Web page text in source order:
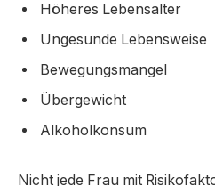
Höheres Lebensalter
Ungesunde Lebensweise
Bewegungsmangel
Übergewicht
Alkoholkonsum
Nicht jede Frau mit